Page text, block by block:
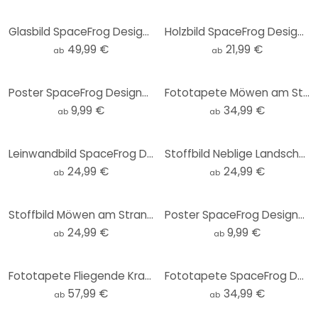
Glasbild SpaceFrog Designs - Verbundenheit - Rund
ab 49,99 €
Holzbild SpaceFrog Designs - Goldener Oktopus - Rund
ab 21,99 €
Poster SpaceFrog Designs - Bernsteinfarbene Sonne
ab 9,99 €
Fototapete Möwen am Strand - SpaceFrog Designs - Rund - Selbstklebend/Vlies
ab 34,99 €
Leinwandbild SpaceFrog Designs - Bernsteinfarbene Sonne
ab 24,99 €
Stoffbild Neblige Landschaft in der Nacht - SpaceFrog Designs
ab 24,99 €
Stoffbild Möwen am Strand - SpaceFrog Designs
ab 24,99 €
Poster SpaceFrog Designs - Herbstmorgen
ab 9,99 €
Fototapete Fliegende Kraniche - SpaceFrog Designs
ab 57,99 €
Fototapete SpaceFrog Designs - Lila Wald - Rund - Selbstklebend/Vlies
ab 34,99 €